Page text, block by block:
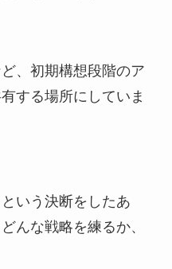
、初期構想段階のア
する場所にしていま
いう決断をしたあ
んな戦略を練るか、